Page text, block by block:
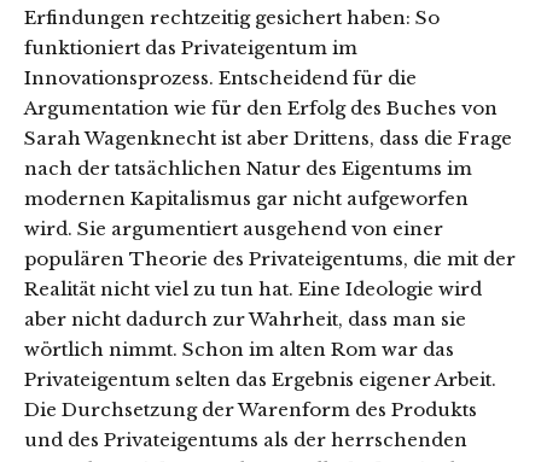
Erfindungen rechtzeitig gesichert haben: So
funktioniert das Privateigentum im
Innovationsprozess. Entscheidend für die
Argumentation wie für den Erfolg des Buches von
Sarah Wagenknecht ist aber Drittens, dass die Frage
nach der tatsächlichen Natur des Eigentums im
modernen Kapitalismus gar nicht aufgeworfen
wird. Sie argumentiert ausgehend von einer
populären Theorie des Privateigentums, die mit der
Realität nicht viel zu tun hat. Eine Ideologie wird
aber nicht dadurch zur Wahrheit, dass man sie
wörtlich nimmt. Schon im alten Rom war das
Privateigentum selten das Ergebnis eigener Arbeit.
Die Durchsetzung der Warenform des Produkts
und des Privateigentums als der herrschenden